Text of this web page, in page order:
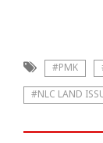
#PMK
#NLC LAND